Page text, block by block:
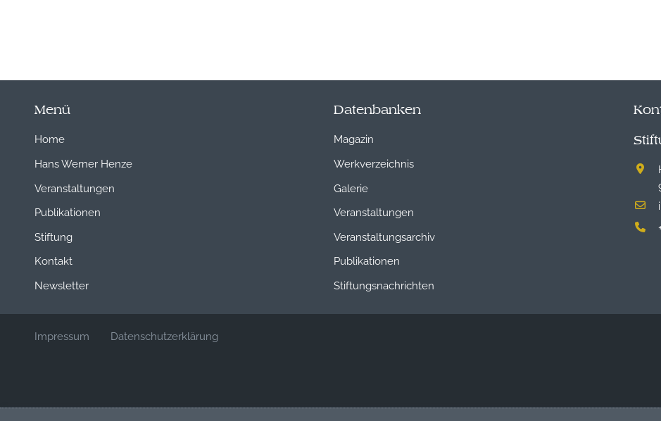
Menü
Home
Hans Werner Henze
Veranstaltungen
Publikationen
Stiftung
Kontakt
Newsletter
Datenbanken
Magazin
Werkverzeichnis
Galerie
Veranstaltungen
Veranstaltungsarchiv
Publikationen
Stiftungsnachrichten
Impressum Datenschutzerklärung